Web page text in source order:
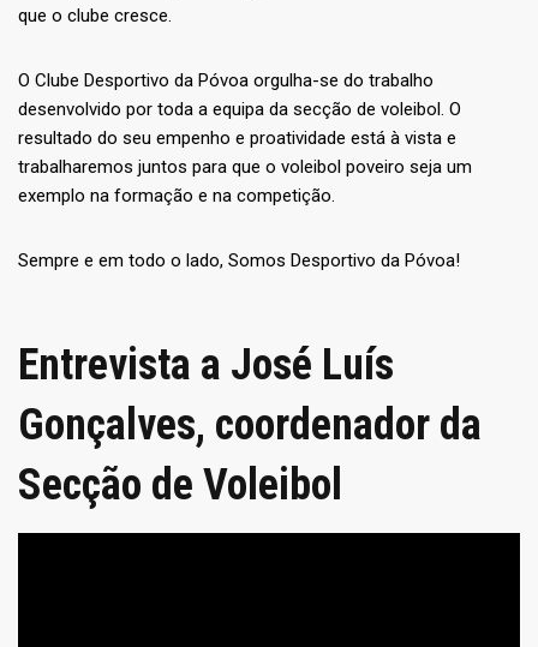
que o clube cresce.
O Clube Desportivo da Póvoa orgulha-se do trabalho
desenvolvido por toda a equipa da secção de voleibol. O
resultado do seu empenho e proatividade está à vista e
trabalharemos juntos para que o voleibol poveiro seja um
exemplo na formação e na competição.
Sempre e em todo o lado, Somos Desportivo da Póvoa!
Entrevista a José Luís
Gonçalves, coordenador da
Secção de Voleibol